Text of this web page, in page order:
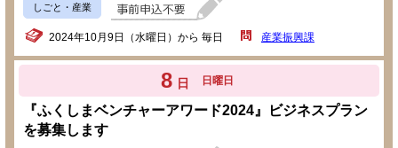
しごと・産業
2024年10月9日（水曜日）から 毎日 産業振興課
8 日 日曜日
『ふくしまベンチャーアワード2024』ビジネスプラン
を募集します